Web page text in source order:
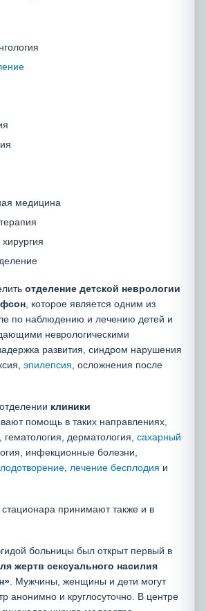
медицина
отделение детской неврологии
, которое является одним из
по наблюдению и лечению детей и
неврологическими
развития, синдром нарушения
эпилепсия , осложнения после
клиники
помощь в таких направлениях,
гематология, дерматология, сахарный
инфекционные болезни,
лечение бесплодия и
принимают также и в
больницы был открыт первый в
жертв сексуального насилия
. Мужчины, женщины и дети могут
анонимно и круглосуточно. В центре